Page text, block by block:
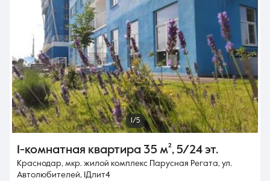
1/5
1-комнатная квартира 35 м², 5/24 эт.
Краснодар, мкр. жилой комплекс Парусная Регата, ул.
Автолюбителей, 1Длит4